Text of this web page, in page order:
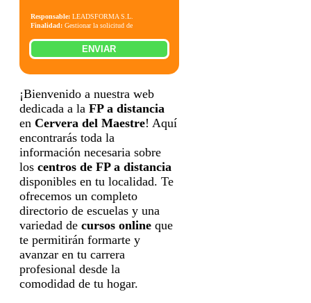
Responsable: LEADSFORMA S.L.
Finalidad: Gestionar la solicitud de
información relacionada con la formación
solicitada y comunicar los datos al centro de
formación correspondiente para que pueda
electrónicos equivalentes.
Legitimación:Consentimiento del interesado.
Destinatarios:Centros de formación
o centros formativos privados y/o públicos que
impartan la formación solicitada.
Derechos:Acceder, rectificar y suprimir los
datos, así como otros derechos, como se explica
Información adicional:Puede consultar la
información detallada en nuestraPolítica de
Privacidad.
ENVIAR
¡Bienvenido a nuestra web
dedicada a la FP a distancia
en Cervera del Maestre! Aquí
encontrarás toda la
información necesaria sobre
los centros de FP a distancia
disponibles en tu localidad. Te
ofrecemos un completo
directorio de escuelas y una
variedad de cursos online que
te permitirán formarte y
avanzar en tu carrera
profesional desde la
comodidad de tu hogar.